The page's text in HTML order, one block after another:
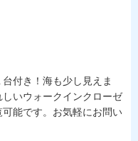
付き！海も少し見えま
いウォークインクローゼ
能です。お気軽にお問い